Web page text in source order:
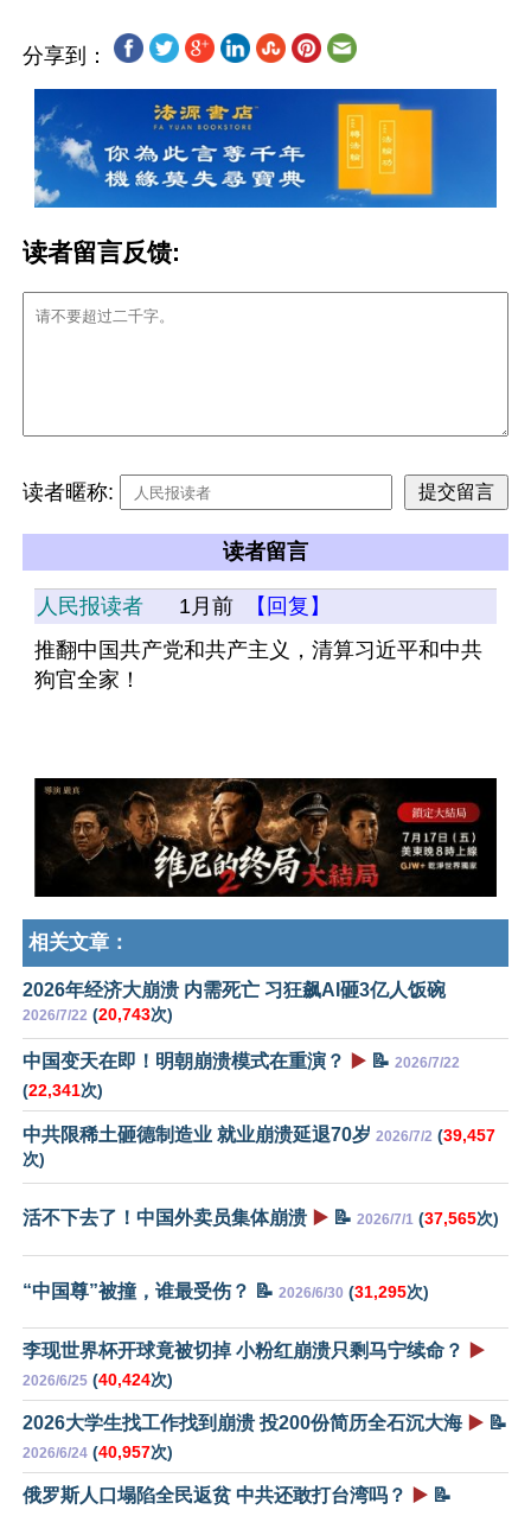
分享到：
读者留言反馈:
读者暱称:
读者留言
人民报读者 1月前
【回复】
推翻中国共产党和共产主义，清算习近平和中共
狗官全家！
相关文章：
2026年经济大崩溃 内需死亡 习狂飙AI砸3亿人饭碗
2026/7/22 (20,743次)
中国变天在即！明朝崩溃模式在重演？ ▶️ 📝 2026/7/22
(22,341次)
中共限稀土砸德制造业 就业崩溃延退70岁 2026/7/2 (39,457
次)
活不下去了！中国外卖员集体崩溃 ▶️ 📝 2026/7/1 (37,565次)
“中国尊”被撞，谁最受伤？ 📝 2026/6/30 (31,295次)
李现世界杯开球竟被切掉 小粉红崩溃只剩马宁续命？ ▶️
2026/6/25 (40,424次)
2026大学生找工作找到崩溃 投200份简历全石沉大海 ▶️ 📝
2026/6/24 (40,957次)
俄罗斯人口塌陷全民返贫 中共还敢打台湾吗？ ▶️ 📝